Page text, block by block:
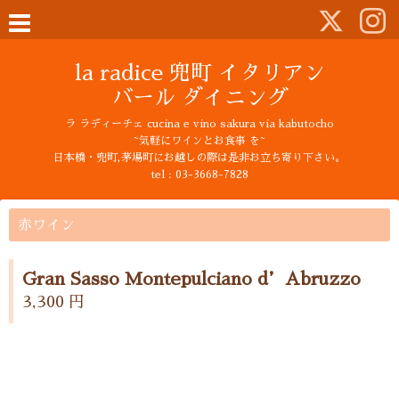
la radice 兜町 イタリアン
バール ダイニング
ラ ラディーチェ cucina e vino sakura via kabutocho
~気軽にワインとお食事 を~
日本橋・兜町,茅場町にお越しの際は是非お立ち寄り下さい。
tel : 03-3668-7828
赤ワイン
Gran Sasso Montepulciano d’Abruzzo
3,300 円